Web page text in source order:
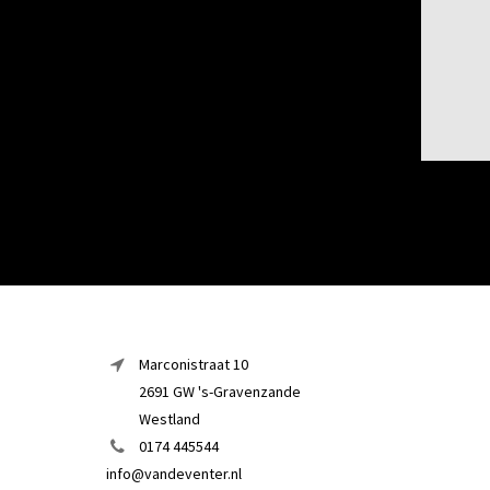
Marconistraat 10
2691 GW 's-Gravenzande
Westland
0174 445544
info@vandeventer.nl